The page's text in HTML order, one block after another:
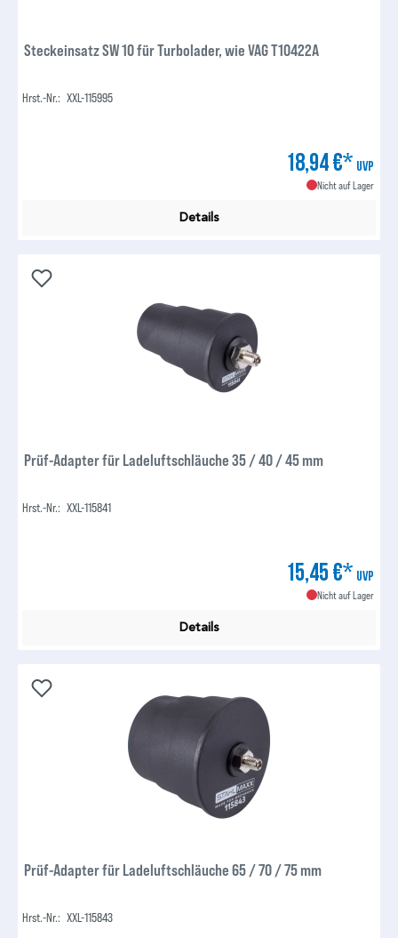
Steckeinsatz SW 10 für Turbolader, wie VAG T10422A
Hrst.-Nr.: XXL-115995
18,94 €* UVP
Nicht auf Lager
Details
Prüf-Adapter für Ladeluftschläuche 35 / 40 / 45 mm
Hrst.-Nr.: XXL-115841
15,45 €* UVP
Nicht auf Lager
Details
Prüf-Adapter für Ladeluftschläuche 65 / 70 / 75 mm
Hrst.-Nr.: XXL-115843